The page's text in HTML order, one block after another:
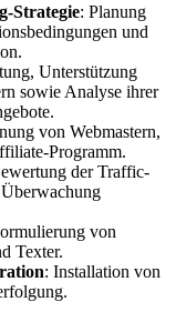
Strategie: Planung
und
Unterstützung
sowie Analyse ihrer
von Webmastern,
Programm.
der Traffic-
von
Texter.
: Installation von